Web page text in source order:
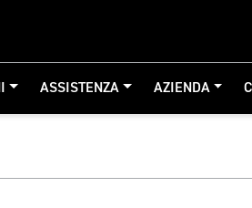
ASSISTENZA AZIENDA